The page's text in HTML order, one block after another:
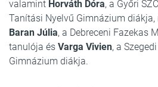
valamint Horváth Dóra, a Győri
Tanítási Nyelvű Gimnázium
Baran Júlia, a Debreceni Fazekas
tanulója és Varga Vivien, a
Gimnázium diákja.